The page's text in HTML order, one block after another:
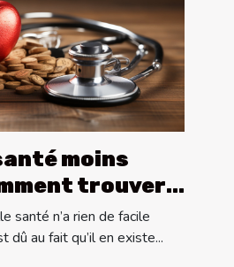
moins
trouver
santé
santé n’a rien de facile
dû au fait qu’il en existe...